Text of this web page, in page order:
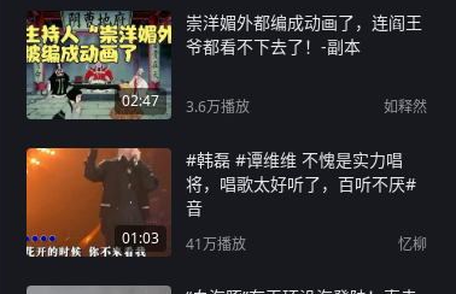
02:47
崇洋媚外都编成动画了，连阎王
爷都看不下去了！-副本
3.6万播放 如释然
01:03
#韩磊 #谭维维 不愧是实力唱
将，唱歌太好听了，百听不厌#
音
41万播放 忆柳